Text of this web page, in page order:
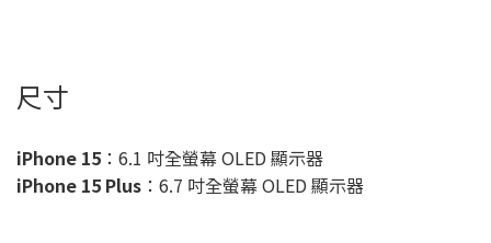
尺寸
iPhone 15 ：6.1 吋全螢幕 OLED 顯示器
iPhone 15 Plus ：6.7 吋全螢幕 OLED 顯示器